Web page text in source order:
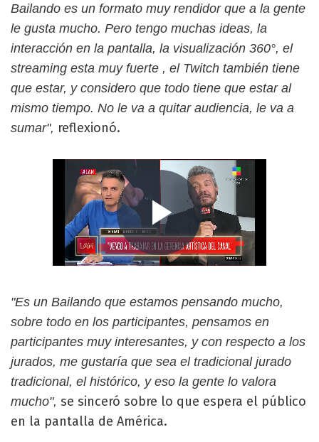
Bailando es un formato muy rendidor que a la gente
le gusta mucho. Pero tengo muchas ideas, la
interacción en la pantalla, la visualización 360°, el
streaming esta muy fuerte , el Twitch también tiene
que estar, y considero que todo tiene que estar al
mismo tiempo. No le va a quitar audiencia, le va a
sumar", reflexionó.
"Es un Bailando que estamos pensando mucho,
sobre todo en los participantes, pensamos en
participantes muy interesantes, y con respecto a los
jurados, me gustaría que sea el tradicional jurado
tradicional, el histórico, y eso la gente lo valora
mucho", se sinceró sobre lo que espera el público
en la pantalla de América.